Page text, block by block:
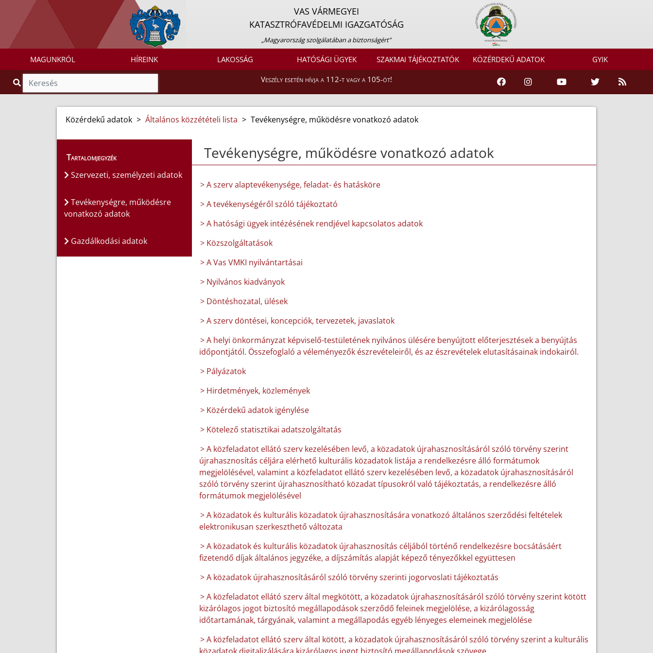
VAS VÁRMEGYEI
KATASZTRÓFAVÉDELMI IGAZGATÓSÁG
„Magyarország szolgálatában a biztonságért”
MAGUNKRÓL HÍREINK LAKOSSÁG HATÓSÁGI ÜGYEK SZAKMAI TÁJÉKOZTATÓK KÖZÉRDEKŰ ADATOK GYIK
Veszély esetén hívja a 112-t vagy a 105-öt!
Közérdekű adatok > Általános közzétételi lista > Tevékenységre, működésre vonatkozó adatok
Tartalomjegyzék
Szervezeti, személyzeti adatok
Tevékenységre, működésre
vonatkozó adatok
Gazdálkodási adatok
Tevékenységre, működésre vonatkozó adatok
> A szerv alaptevékenysége, feladat- és hatásköre
> A tevékenységéről szóló tájékoztató
> A hatósági ügyek intézésének rendjével kapcsolatos adatok
> Közszolgáltatások
> A Vas VMKI nyilvántartásai
> Nyilvános kiadványok
> Döntéshozatal, ülések
> A szerv döntései, koncepciók, tervezetek, javaslatok
> A helyi önkormányzat képviselő-testületének nyilvános ülésére benyújtott előterjesztések a benyújtás
időpontjától. Összefoglaló a véleményezők észrevételeiről, és az észrevételek elutasításainak indokairól.
> Pályázatok
> Hirdetmények, közlemények
> Közérdekű adatok igénylése
> Kötelező statisztikai adatszolgáltatás
> A közfeladatot ellátó szerv kezelésében levő, a közadatok újrahasznosításáról szóló törvény szerint
újrahasznosítás céljára elérhető kulturális közadatok listája a rendelkezésre álló formátumok
megjelölésével, valamint a közfeladatot ellátó szerv kezelésében levő, a közadatok újrahasznosításáról
szóló törvény szerint újrahasznosítható közadat típusokról való tájékoztatás, a rendelkezésre álló
formátumok megjelölésével
> A közadatok és kulturális közadatok újrahasznosítására vonatkozó általános szerződési feltételek
elektronikusan szerkeszthető változata
> A közadatok és kulturális közadatok újrahasznosítás céljából történő rendelkezésre bocsátásáért
fizetendő díjak általános jegyzéke, a díjszámítás alapját képező tényezőkkel együttesen
> A közadatok újrahasznosításáról szóló törvény szerinti jogorvoslati tájékoztatás
> A közfeladatot ellátó szerv által megkötött, a közadatok újrahasznosításáról szóló törvény szerint kötött
kizárólagos jogot biztosító megállapodások szerződő feleinek megjelölése, a kizárólagosság
időtartamának, tárgyának, valamint a megállapodás egyéb lényeges elemeinek megjelölése
> A közfeladatot ellátó szerv által kötött, a közadatok újrahasznosításáról szóló törvény szerint a kulturális